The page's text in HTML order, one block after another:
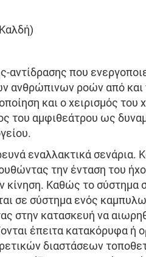
αντίδρασης που
ανθρώπινων ροών από και
και ο χειρισμός του
του αμφιθεάτρου ως
εναλλακτικά
την ένταση του
Καθώς το σύστημα
σε σύστημα ενός
στην κατασκευή να
έπειτα κατακόρυφα ή
διαστάσεων